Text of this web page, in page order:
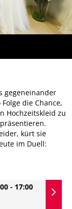
gegeneinander
die Chance,
Hochzeitskleid zu
kürt sie
im Duell:
- 17:00